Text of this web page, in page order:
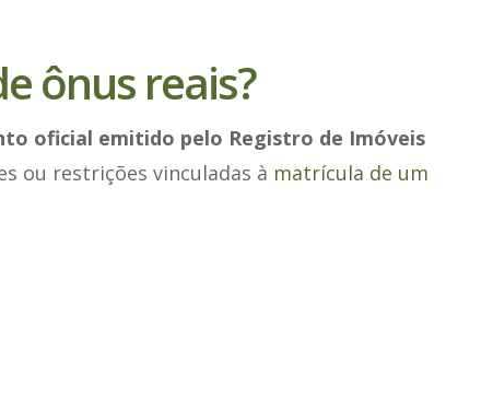
ônus reais?
oficial emitido pelo Registro de Imóveis
ou restrições vinculadas à matrícula de um